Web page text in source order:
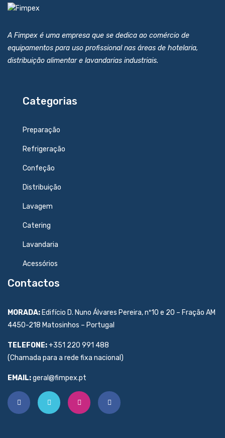
A Fimpex é uma empresa que se dedica ao comércio de
equipamentos para uso profissional nas áreas de hotelaria,
distribuição alimentar e lavandarias industriais.
Categorias
Preparação
Refrigeração
Confeção
Distribuição
Lavagem
Catering
Lavandaria
Acessórios
Contactos
MORADA: Edifício D. Nuno Álvares Pereira, nº10 e 20 – Fração AM
4450-218 Matosinhos – Portugal
TELEFONE:+351 220 991 488
(Chamada para a rede fixa nacional)
EMAIL:geral@fimpex.pt